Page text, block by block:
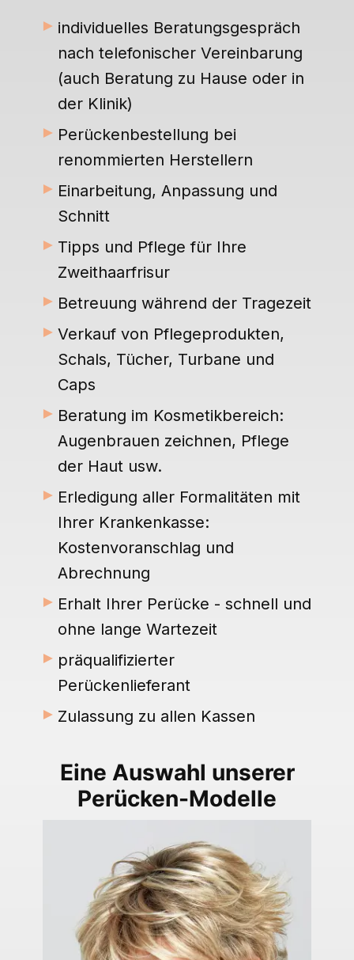
► individuelles Beratungsgespräch
nach telefonischer Vereinbarung
(auch Beratung zu Hause oder in
der Klinik)
► Perückenbestellung bei
renommierten Herstellern
► Einarbeitung, Anpassung und
Schnitt
► Tipps und Pflege für Ihre
Zweithaarfrisur
► Betreuung während der Tragezeit
► Verkauf von Pflegeprodukten,
Schals, Tücher, Turbane und
Caps
► Beratung im Kosmetikbereich:
Augenbrauen zeichnen, Pflege
der Haut usw.
► Erledigung aller Formalitäten mit
Ihrer Krankenkasse:
Kostenvoranschlag und
Abrechnung
► Erhalt Ihrer Perücke - schnell und
ohne lange Wartezeit
► präqualifizierter
Perückenlieferant
► Zulassung zu allen Kassen
Eine Auswahl unserer
Perücken-Modelle